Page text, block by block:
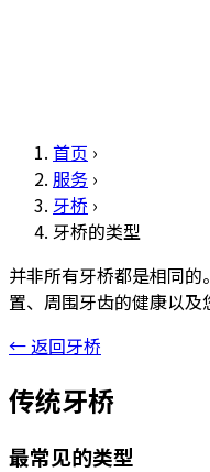
首页 ›
服务 ›
牙桥 ›
牙桥的类型
并非所有牙桥都是相同
置、周围牙齿的健康以及
← 返回牙桥
传统牙桥
最常见的类型